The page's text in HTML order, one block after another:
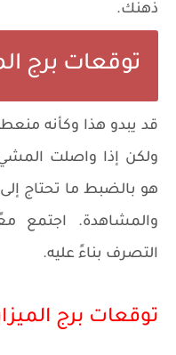
ذهنك.
توقعات برج
قد يبدو هذا وكأنه
ولكن إذا واصلت
هو بالضبط ما تحتاج
والمشاهدة. اجتمع
التصرف بناءً عليه.
توقعات برج